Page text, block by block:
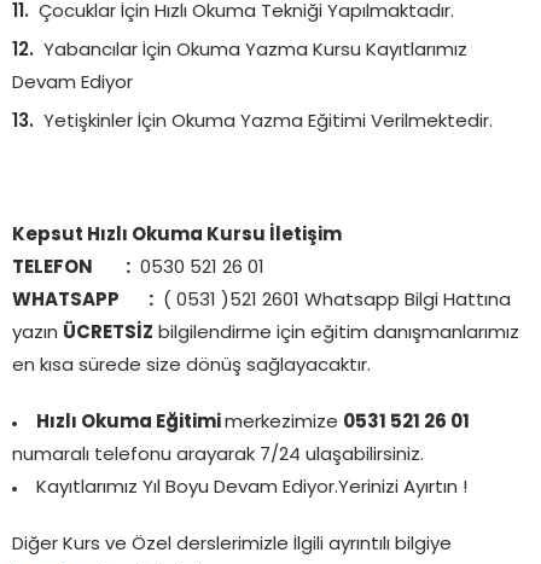
Çocuklar İçin Hızlı Okuma Tekniği Yapılmaktadır.
Yabancılar İçin Okuma Yazma Kursu Kayıtlarımız
Devam Ediyor
Yetişkinler İçin Okuma Yazma Eğitimi Verilmektedir.
Kepsut Hızlı Okuma Kursu İletişim
TELEFON : 0530 521 26 01
WHATSAPP : ( 0531 )521 2601 Whatsapp Bilgi Hattına
yazın ÜCRETSİZ bilgilendirme için eğitim danışmanlarımız
en kısa sürede size dönüş sağlayacaktır.
Hızlı Okuma Eğitimi merkezimize 0531 521 26 01
numaralı telefonu arayarak 7/24 ulaşabilirsiniz.
Kayıtlarımız Yıl Boyu Devam Ediyor.Yerinizi Ayırtın !
Diğer Kurs ve Özel derslerimizle İlgili ayrıntılı bilgiye